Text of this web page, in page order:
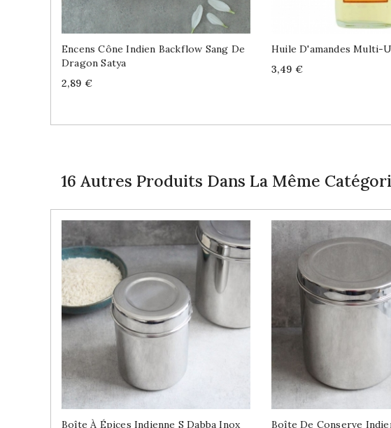
Encens Cône Indien Backflow Sang De
Dragon Satya
Price
2,89 €
Huile D'amandes Multi-
Price
3,49 €
16 Autres Produits Dans La Même
Boîte À Épices Indienne S Dabba Inox
Boîte De Conserve